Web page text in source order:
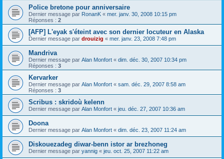
Police bretone pour anniversaire
Dernier message par RonanK « mer. janv. 30, 2008 10:15 pm
Réponses : 2
[AFP] L'eyak s'éteint avec son dernier locuteur en Alaska
Dernier message par drouizig « mer. janv. 23, 2008 7:48 pm
Mandriva
Dernier message par Alan Monfort « dim. déc. 30, 2007 10:34 pm
Réponses : 3
Kervarker
Dernier message par Alan Monfort « sam. déc. 29, 2007 8:58 am
Réponses : 3
Scribus : skridoù kelenn
Dernier message par Alan Monfort « jeu. déc. 27, 2007 10:36 am
Doona
Dernier message par Alan Monfort « dim. déc. 23, 2007 11:24 am
Diskouezadeg diwar-benn istor ar brezhoneg
Dernier message par yannig « jeu. oct. 25, 2007 11:22 am